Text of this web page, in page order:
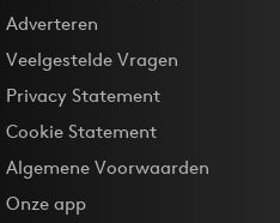
Adverteren
Veelgestelde Vragen
Privacy Statement
Cookie Statement
Algemene Voorwaarden
Onze app